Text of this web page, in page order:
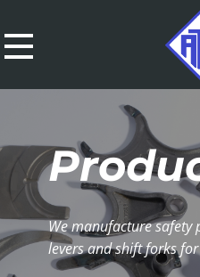
We manufacture safety
levers and shift forks